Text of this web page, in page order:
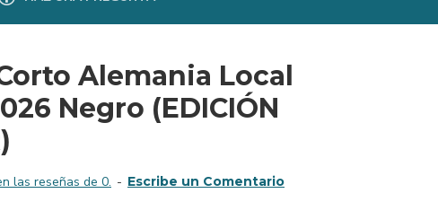
Alemania Local
Negro (EDICIÓN
las reseñas de 0. - Escribe un Comentario